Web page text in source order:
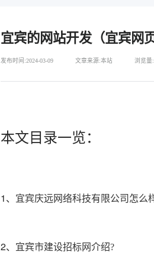
宜宾的网站开发（宜宾网
发布时间:2024-03-09 文章来源:本站 浏览量
本文目录一览：
1、 宜宾庆远网络科技有限公司怎么
2、 宜宾市建设招标网介绍?